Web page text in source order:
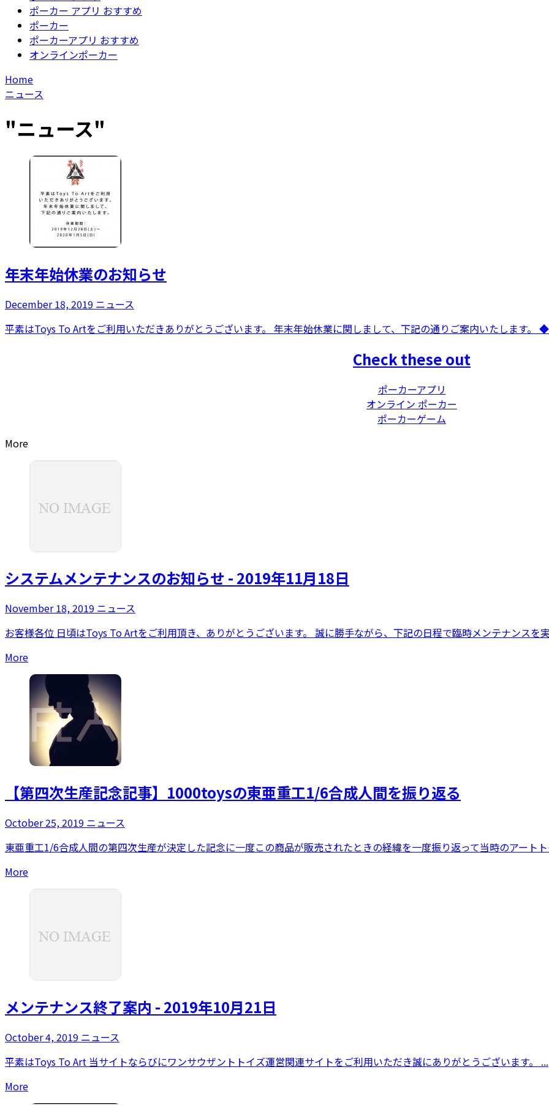
ポーカー アプリ おすすめ
ポーカー
ポーカーアプリ おすすめ
オンラインポーカー
Home
ニュース
"ニュース"
年末年始休業のお知らせ
December 18, 2019 ニュース
平素はToys To Artをご利用いただきありがとうございます。 年末年始休業に関しまして、下記の通りご案内いたします。
Check these out
ポーカーアプリ
オンライン ポーカー
ポーカーゲーム
More
システムメンテナンスのお知らせ - 2019年11月18日
November 18, 2019 ニュース
お客様各位 日頃はToys To Artをご利用頂き、ありがとうございます。 誠に勝手ながら、下記の日程で臨時メンテナンスを
More
【第四次生産記念記事】1000toysの東亜重工1/6合成人間を振り返る
October 25, 2019 ニュース
東亜重工1/6合成人間の第四次生産が決定した記念に一度この商品が販売されたときの経緯を一度振り返って当時のアート
More
メンテナンス終了案内 - 2019年10月21日
October 4, 2019 ニュース
平素はToys To Art 当サイトならびにワンサウザントトイズ運営関連サイトをご利用いただき誠にありがとうございます。 ...
More